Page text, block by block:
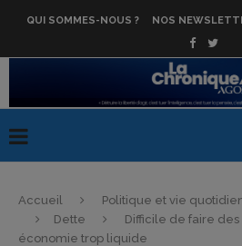
QUI SOMMES-NOUS ? NOS
Accueil Politique et vie
Dette
Difficile de faire des
économie trop liquide